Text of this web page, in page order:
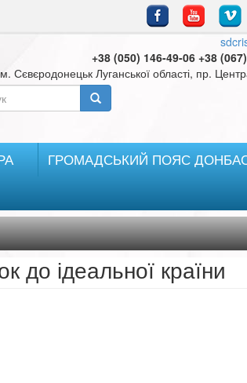
+38 (050) 146-49-06 +38
Сєвєродонецьк Луганської області, пр.
ГРОМАДСЬКИЙ ПОЯС
до ідеальної країни